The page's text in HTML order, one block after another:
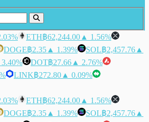
ETH฿62,244.00 ▲ 1.56%
DOGE฿2.35 ▲ 1.39% SOL฿2,457.76 ▲
DOT฿27.66 ▲ 2.76%
LINK฿272.80 ▲ 0.09%
ETH฿62,244.00 ▲ 1.56%
DOGE฿2.35 ▲ 1.39% SOL฿2,457.76 ▲